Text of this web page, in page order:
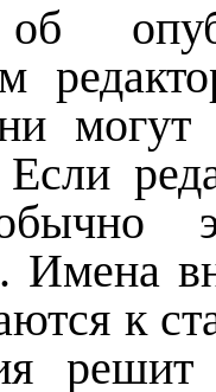
Если
Имена
к
решит